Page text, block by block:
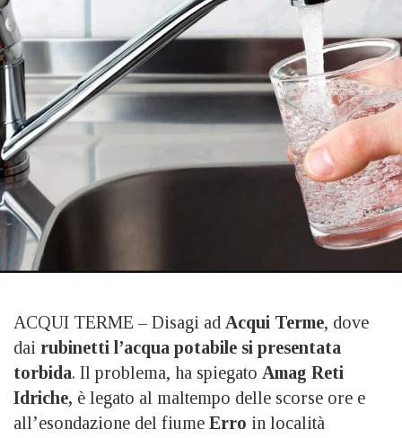
ACQUI TERME – Disagi ad Acqui Terme, dove
dai rubinetti l’acqua potabile si presentata
torbida. Il problema, ha spiegato Amag Reti
Idriche, è legato al maltempo delle scorse ore e
all’esondazione del fiume Erro in località